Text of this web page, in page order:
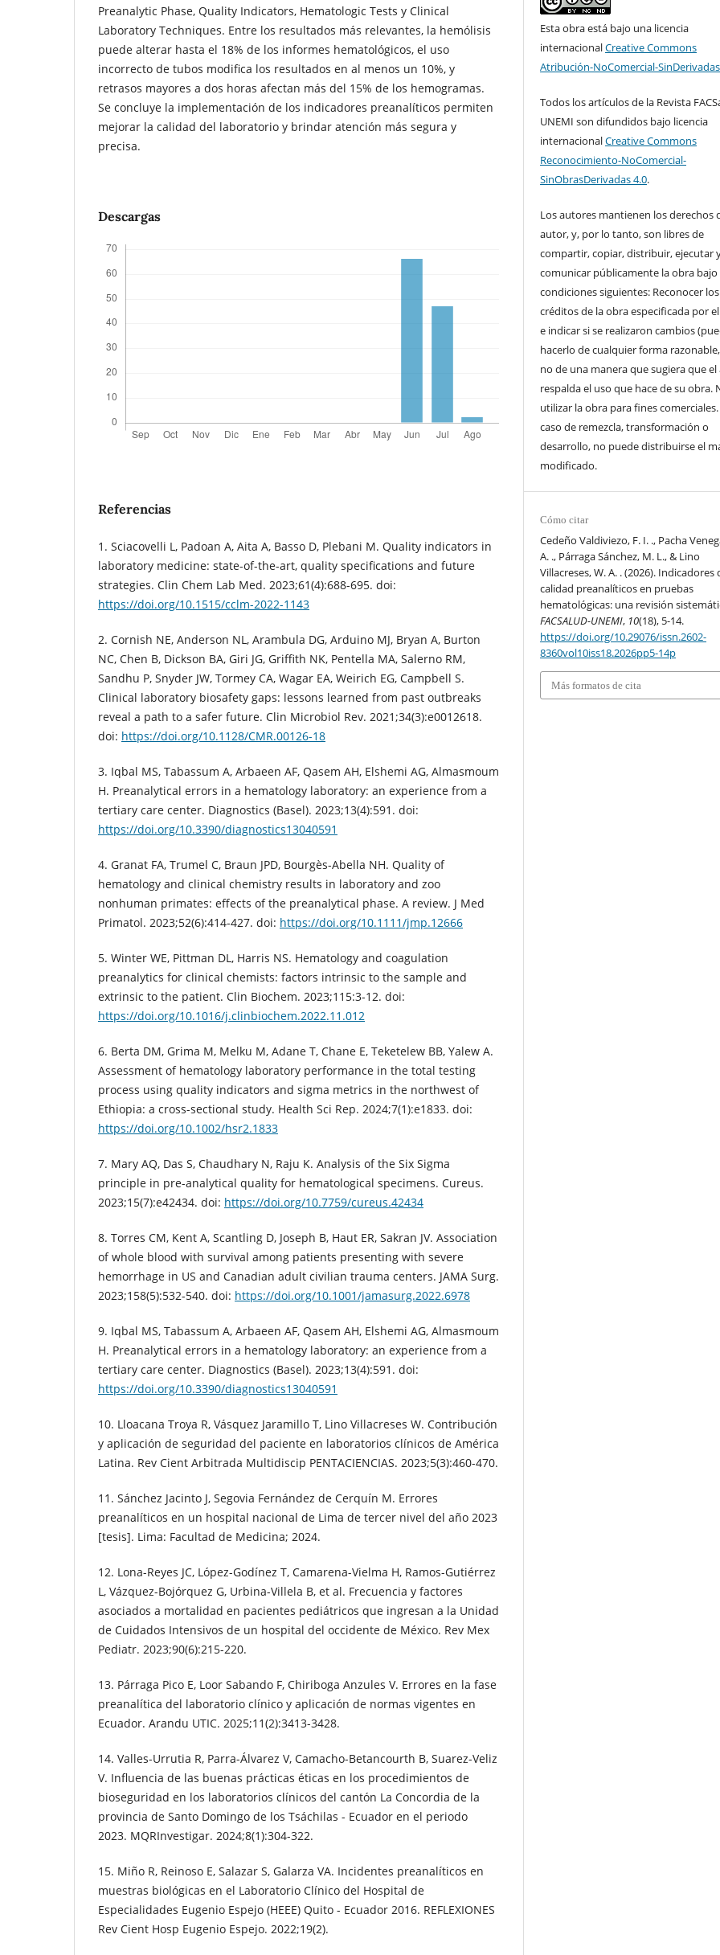
Preanalytic Phase, Quality Indicators, Hematologic Tests y Clinical
Laboratory Techniques. Entre los resultados más relevantes, la hemólisis
puede alterar hasta el 18% de los informes hematológicos, el uso
incorrecto de tubos modifica los resultados en al menos un 10%, y
retrasos mayores a dos horas afectan más del 15% de los hemogramas.
Se concluye la implementación de los indicadores preanalíticos permiten
mejorar la calidad del laboratorio y brindar atención más segura y
precisa.
Descargas
Referencias
1. Sciacovelli L, Padoan A, Aita A, Basso D, Plebani M. Quality indicators in
laboratory medicine: state-of-the-art, quality specifications and future
strategies. Clin Chem Lab Med. 2023;61(4):688-695. doi:
https://doi.org/10.1515/cclm-2022-1143
2. Cornish NE, Anderson NL, Arambula DG, Arduino MJ, Bryan A, Burton
NC, Chen B, Dickson BA, Giri JG, Griffith NK, Pentella MA, Salerno RM,
Sandhu P, Snyder JW, Tormey CA, Wagar EA, Weirich EG, Campbell S.
Clinical laboratory biosafety gaps: lessons learned from past outbreaks
reveal a path to a safer future. Clin Microbiol Rev. 2021;34(3):e0012618.
doi: https://doi.org/10.1128/CMR.00126-18
3. Iqbal MS, Tabassum A, Arbaeen AF, Qasem AH, Elshemi AG, Almasmoum
H. Preanalytical errors in a hematology laboratory: an experience from a
tertiary care center. Diagnostics (Basel). 2023;13(4):591. doi:
https://doi.org/10.3390/diagnostics13040591
4. Granat FA, Trumel C, Braun JPD, Bourgès-Abella NH. Quality of
hematology and clinical chemistry results in laboratory and zoo
nonhuman primates: effects of the preanalytical phase. A review. J Med
Primatol. 2023;52(6):414-427. doi: https://doi.org/10.1111/jmp.12666
5. Winter WE, Pittman DL, Harris NS. Hematology and coagulation
preanalytics for clinical chemists: factors intrinsic to the sample and
extrinsic to the patient. Clin Biochem. 2023;115:3-12. doi:
https://doi.org/10.1016/j.clinbiochem.2022.11.012
6. Berta DM, Grima M, Melku M, Adane T, Chane E, Teketelew BB, Yalew A.
Assessment of hematology laboratory performance in the total testing
process using quality indicators and sigma metrics in the northwest of
Ethiopia: a cross-sectional study. Health Sci Rep. 2024;7(1):e1833. doi:
https://doi.org/10.1002/hsr2.1833
7. Mary AQ, Das S, Chaudhary N, Raju K. Analysis of the Six Sigma
principle in pre-analytical quality for hematological specimens. Cureus.
2023;15(7):e42434. doi: https://doi.org/10.7759/cureus.42434
8. Torres CM, Kent A, Scantling D, Joseph B, Haut ER, Sakran JV. Association
of whole blood with survival among patients presenting with severe
hemorrhage in US and Canadian adult civilian trauma centers. JAMA Surg.
2023;158(5):532-540. doi: https://doi.org/10.1001/jamasurg.2022.6978
9. Iqbal MS, Tabassum A, Arbaeen AF, Qasem AH, Elshemi AG, Almasmoum
H. Preanalytical errors in a hematology laboratory: an experience from a
tertiary care center. Diagnostics (Basel). 2023;13(4):591. doi:
https://doi.org/10.3390/diagnostics13040591
10. Lloacana Troya R, Vásquez Jaramillo T, Lino Villacreses W. Contribución
y aplicación de seguridad del paciente en laboratorios clínicos de América
Latina. Rev Cient Arbitrada Multidiscip PENTACIENCIAS. 2023;5(3):460-470.
11. Sánchez Jacinto J, Segovia Fernández de Cerquín M. Errores
preanalíticos en un hospital nacional de Lima de tercer nivel del año 2023
[tesis]. Lima: Facultad de Medicina; 2024.
12. Lona-Reyes JC, López-Godínez T, Camarena-Vielma H, Ramos-Gutiérrez
L, Vázquez-Bojórquez G, Urbina-Villela B, et al. Frecuencia y factores
asociados a mortalidad en pacientes pediátricos que ingresan a la Unidad
de Cuidados Intensivos de un hospital del occidente de México. Rev Mex
Pediatr. 2023;90(6):215-220.
13. Párraga Pico E, Loor Sabando F, Chiriboga Anzules V. Errores en la fase
preanalítica del laboratorio clínico y aplicación de normas vigentes en
Ecuador. Arandu UTIC. 2025;11(2):3413-3428.
14. Valles-Urrutia R, Parra-Álvarez V, Camacho-Betancourth B, Suarez-Veliz
V. Influencia de las buenas prácticas éticas en los procedimientos de
bioseguridad en los laboratorios clínicos del cantón La Concordia de la
provincia de Santo Domingo de los Tsáchilas - Ecuador en el periodo
2023. MQRInvestigar. 2024;8(1):304-322.
15. Miño R, Reinoso E, Salazar S, Galarza VA. Incidentes preanalíticos en
muestras biológicas en el Laboratorio Clínico del Hospital de
Especialidades Eugenio Espejo (HEEE) Quito - Ecuador 2016. REFLEXIONES
Rev Cient Hosp Eugenio Espejo. 2022;19(2).
Esta obra está bajo una licencia
internacionalCreative Commons
Atribución-NoComercial-
Todos los artículos de la Revista
UNEMI son difundidos bajo licencia
internacionalCreative Commons
Reconocimiento-NoComercial-
SinObrasDerivadas 4.0.
Los autores mantienen los derechos
autor, y, por lo tanto, son libres de
compartir, copiar, distribuir, ejecutar
comunicar públicamente la obra bajo
condiciones siguientes: Reconocer los
créditos de la obra especificada por
e indicar si se realizaron cambios
hacerlo de cualquier forma
no de una manera que sugiera que
respalda el uso que hace de su obra.
utilizar la obra para fines comerciales.
caso de remezcla, transformación o
desarrollo, no puede distribuirse el
modificado.
Cómo citar
Cedeño Valdiviezo, F. I. ., Pacha
A. ., Párraga Sánchez, M. L., & Lino
Villacreses, W. A. . (2026). Indicadores
calidad preanalíticos en pruebas
hematológicas: una revisión
FACSALUD-UNEMI, 10(18), 5-14.
https://doi.org/10.29076/issn.2602-
8360vol10iss18.2026pp5-14p
Más formatos de cita